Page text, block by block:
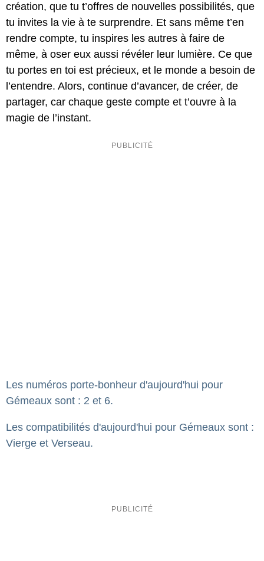
création, que tu t’offres de nouvelles possibilités, que
tu invites la vie à te surprendre. Et sans même t’en
rendre compte, tu inspires les autres à faire de
même, à oser eux aussi révéler leur lumière. Ce que
tu portes en toi est précieux, et le monde a besoin de
l’entendre. Alors, continue d’avancer, de créer, de
partager, car chaque geste compte et t’ouvre à la
magie de l’instant.
Les numéros porte-bonheur d'aujourd'hui pour
Gémeaux sont : 2 et 6.
Les compatibilités d'aujourd'hui pour Gémeaux sont :
Vierge et Verseau.